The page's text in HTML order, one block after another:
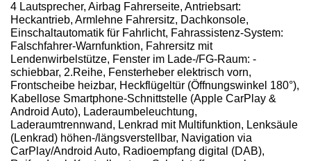
4 Lautsprecher, Airbag Fahrerseite, Antriebsart:
Heckantrieb, Armlehne Fahrersitz, Dachkonsole,
Einschaltautomatik für Fahrlicht, Fahrassistenz-System:
Falschfahrer-Warnfunktion, Fahrersitz mit
Lendenwirbelstütze, Fenster im Lade-/FG-Raum: -
schiebbar, 2.Reihe, Fensterheber elektrisch vorn,
Frontscheibe heizbar, Heckflügeltür (Öffnungswinkel 180°),
Kabellose Smartphone-Schnittstelle (Apple CarPlay &
Android Auto), Laderaumbeleuchtung,
Laderaumtrennwand, Lenkrad mit Multifunktion, Lenksäule
(Lenkrad) höhen-/längsverstellbar, Navigation via
CarPlay/Android Auto, Radioempfang digital (DAB),